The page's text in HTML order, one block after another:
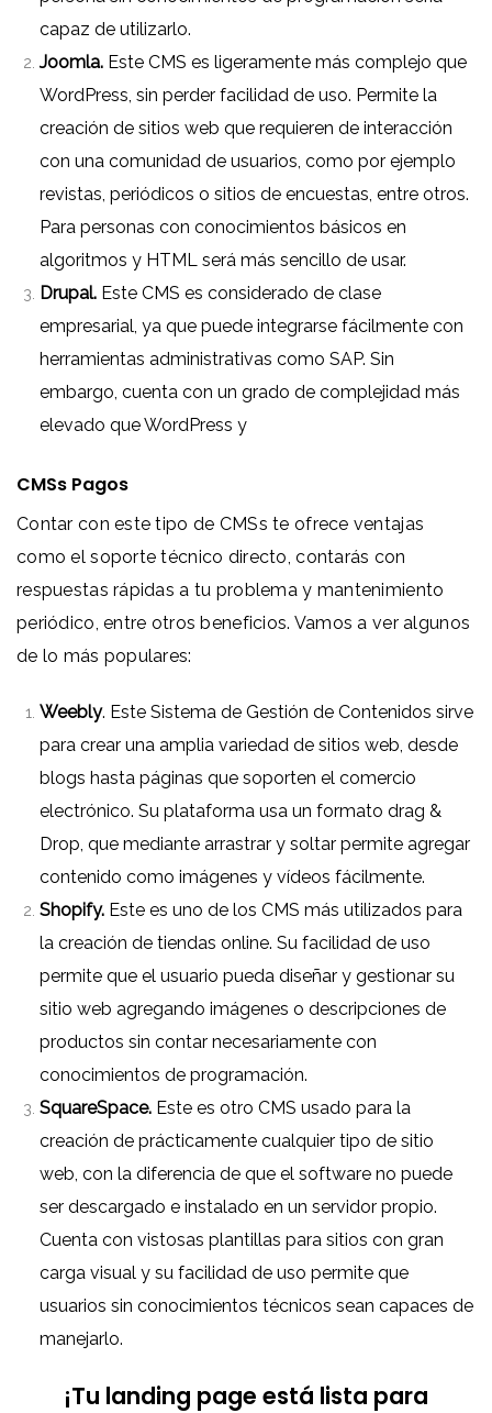
capaz de utilizarlo.
Joomla. Este CMS es ligeramente más complejo que
WordPress, sin perder facilidad de uso. Permite la
creación de sitios web que requieren de interacción
con una comunidad de usuarios, como por ejemplo
revistas, periódicos o sitios de encuestas, entre otros.
Para personas con conocimientos básicos en
algoritmos y HTML será más sencillo de usar.
Drupal. Este CMS es considerado de clase
empresarial, ya que puede integrarse fácilmente con
herramientas administrativas como SAP. Sin
embargo, cuenta con un grado de complejidad más
elevado que WordPress y
CMSs Pagos
Contar con este tipo de CMSs te ofrece ventajas
como el soporte técnico directo, contarás con
respuestas rápidas a tu problema y mantenimiento
periódico, entre otros beneficios. Vamos a ver algunos
de lo más populares:
Weebly. Este Sistema de Gestión de Contenidos sirve
para crear una amplia variedad de sitios web, desde
blogs hasta páginas que soporten el comercio
electrónico. Su plataforma usa un formato drag &
Drop, que mediante arrastrar y soltar permite agregar
contenido como imágenes y vídeos fácilmente.
Shopify. Este es uno de los CMS más utilizados para
la creación de tiendas online. Su facilidad de uso
permite que el usuario pueda diseñar y gestionar su
sitio web agregando imágenes o descripciones de
productos sin contar necesariamente con
conocimientos de programación.
SquareSpace. Este es otro CMS usado para la
creación de prácticamente cualquier tipo de sitio
web, con la diferencia de que el software no puede
ser descargado e instalado en un servidor propio.
Cuenta con vistosas plantillas para sitios con gran
carga visual y su facilidad de uso permite que
usuarios sin conocimientos técnicos sean capaces de
manejarlo.
¡Tu landing page está lista para